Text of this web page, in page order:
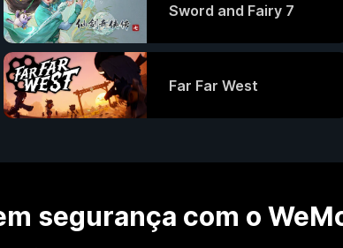
Sword and Fairy 7
Far Far West
segurança com o